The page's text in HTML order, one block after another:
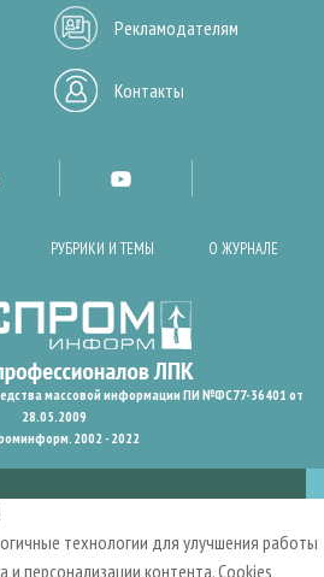
Рекламодателям
Контакты
РУБРИКИ И ТЕМЫ О ЖУРНАЛЕ
массовой информации ПИ №ФС77-36401 от
28.05.2009
2002 - 2022
технологии для улучшения работы
и персонализации контента. Cookies